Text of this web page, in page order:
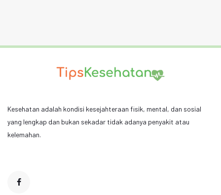
Kesehatan adalah kondisi kesejahteraan fisik, mental, dan sosial
yang lengkap dan bukan sekadar tidak adanya penyakit atau
kelemahan.